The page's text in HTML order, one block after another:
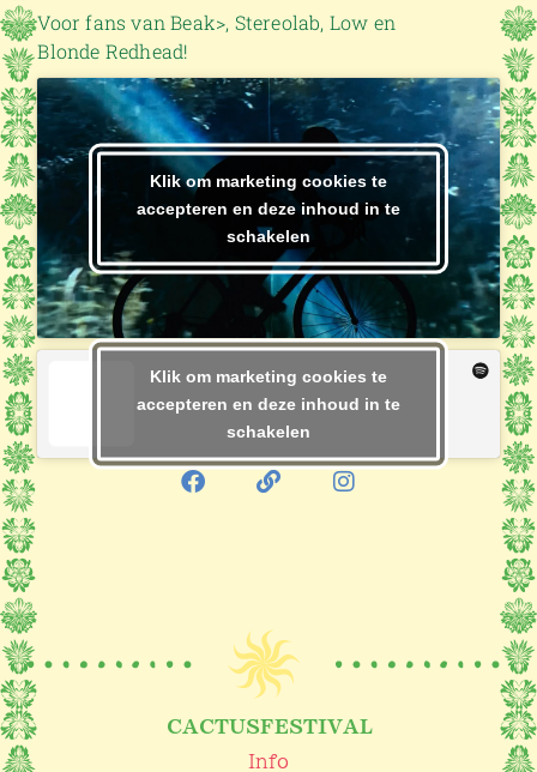
Voor fans van Beak>, Stereolab, Low en
Blonde Redhead!
Klik om marketing cookies te
accepteren en deze inhoud in te
schakelen
Klik om marketing cookies te
accepteren en deze inhoud in te
schakelen
CACTUSFESTIVAL
Info